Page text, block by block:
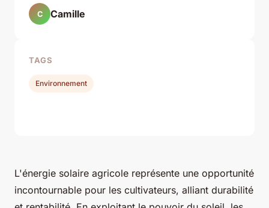
L'énergie solaire agricole représente une opportunité
incontournable pour les cultivateurs, alliant durabilité
C Camille
TAGS
Environnement